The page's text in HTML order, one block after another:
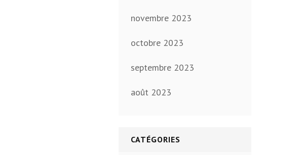
novembre 2023
octobre 2023
septembre 2023
août 2023
CATÉGORIES